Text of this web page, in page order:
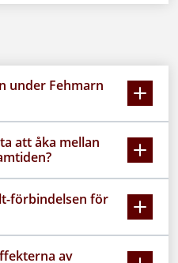
under Fehmarn
att åka mellan
förbindelsen för
av